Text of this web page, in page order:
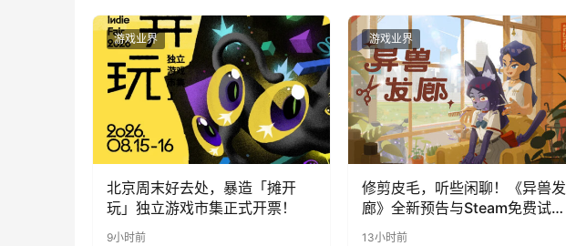
游戏业界
北京周末好去处，暴造「摊开
玩」独立游戏市集正式开票！
9小时前
游戏业界
修剪皮毛，听些闲聊！《异兽发
廊》全新预告与Steam免费试玩
公开
13小时前